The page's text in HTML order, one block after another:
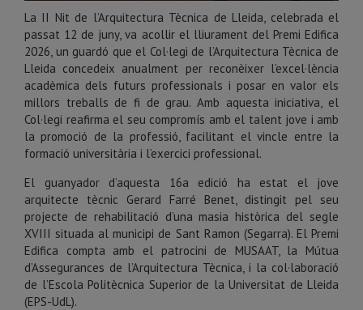
La II Nit de l’Arquitectura Tècnica de Lleida, celebrada el
passat 12 de juny, va acollir el lliurament del Premi Edifica
2026, un guardó que el Col·legi de l’Arquitectura Tècnica de
Lleida concedeix anualment per reconèixer l’excel·lència
acadèmica dels futurs professionals i posar en valor els
millors treballs de fi de grau. Amb aquesta iniciativa, el
Col·legi reafirma el seu compromís amb el talent jove i amb
la promoció de la professió, facilitant el vincle entre la
formació universitària i l’exercici professional.
El guanyador d’aquesta 16a edició ha estat el jove
arquitecte tècnic Gerard Farré Benet, distingit pel seu
projecte de rehabilitació d’una masia històrica del segle
XVIII situada al municipi de Sant Ramon (Segarra). El Premi
Edifica compta amb el patrocini de MUSAAT, la Mútua
d’Assegurances de l’Arquitectura Tècnica, i la col·laboració
de l’Escola Politècnica Superior de la Universitat de Lleida
(EPS-UdL).